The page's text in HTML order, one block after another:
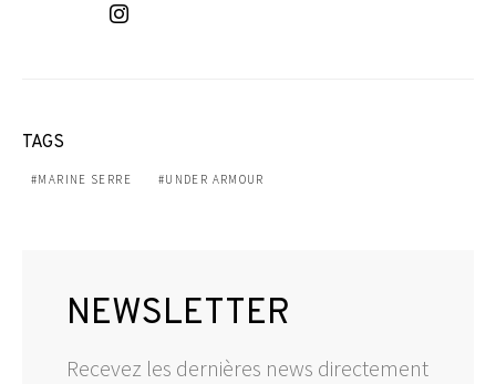
TAGS
MARINE SERRE UNDER ARMOUR
NEWSLETTER
Recevez les dernières news directement